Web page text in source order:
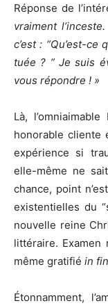
Réponse de
vraiment l’inceste.
c’est : “Qu’est-
tuée ? ” Je suis
vous répondre ! »
Là,
honorable cliente
expérience si
elle-même ne
chance, point
existentielles du
nouvelle reine
littéraire. Examen
même gratifié in
Étonnamment,